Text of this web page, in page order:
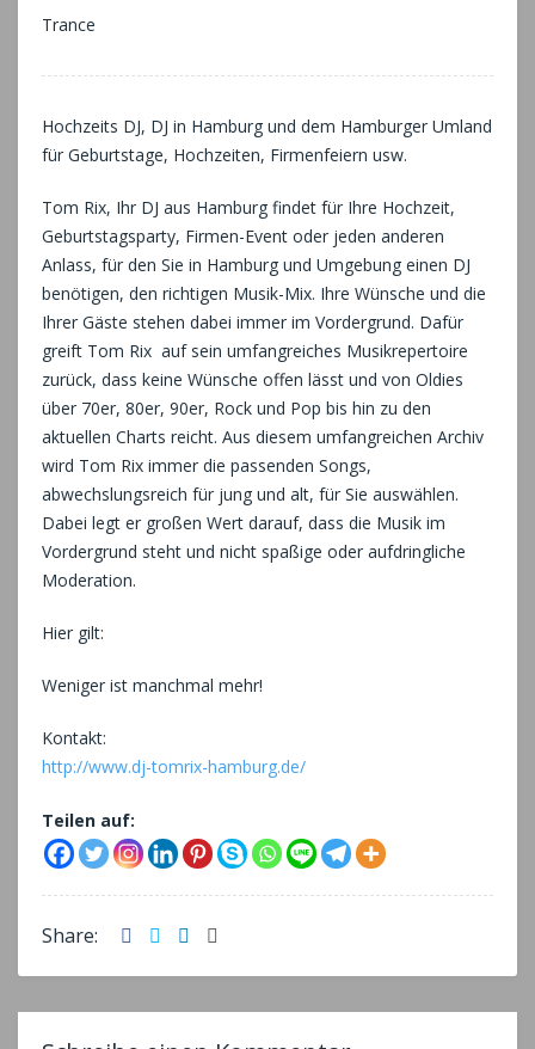
Trance
Hochzeits DJ, DJ in Hamburg und dem Hamburger Umland
für Geburtstage, Hochzeiten, Firmenfeiern usw.
Tom Rix, Ihr DJ aus Hamburg findet für Ihre Hochzeit,
Geburtstagsparty, Firmen-Event oder jeden anderen
Anlass, für den Sie in Hamburg und Umgebung einen DJ
benötigen, den richtigen Musik-Mix. Ihre Wünsche und die
Ihrer Gäste stehen dabei immer im Vordergrund. Dafür
greift Tom Rix auf sein umfangreiches Musikrepertoire
zurück, dass keine Wünsche offen lässt und von Oldies
über 70er, 80er, 90er, Rock und Pop bis hin zu den
aktuellen Charts reicht. Aus diesem umfangreichen Archiv
wird Tom Rix immer die passenden Songs,
abwechslungsreich für jung und alt, für Sie auswählen.
Dabei legt er großen Wert darauf, dass die Musik im
Vordergrund steht und nicht spaßige oder aufdringliche
Moderation.
Hier gilt:
Weniger ist manchmal mehr!
Kontakt:
http://www.dj-tomrix-hamburg.de/
Teilen auf:
Share: Facebook
TwitterLinkedIn